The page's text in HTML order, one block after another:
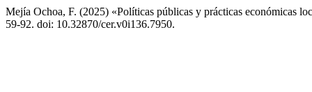
Mejía Ochoa, F. (2025) «Políticas públicas y prácticas económicas
59-92. doi: 10.32870/cer.v0i136.7950.